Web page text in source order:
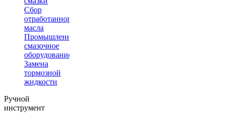
Сбор
отработанного
масла
Промышленное
смазочное
оборудование
Замена
тормозной
жидкости
Ручной
инструмент